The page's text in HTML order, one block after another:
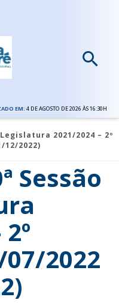
EM: 4 DE AGOSTO DE 2026 ÀS 16:30H
2021/2024 – 2º
12/2022)
Sessão
2022